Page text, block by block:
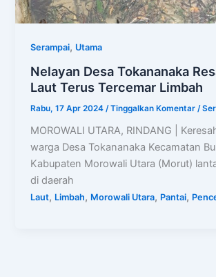
Serampai, Utama
Nelayan Desa Tokananaka
Laut Terus Tercemar Limbah
Rabu, 17 Apr 2024 /Tinggalkan Komentar /
MOROWALI UTARA, RINDANG |
warga Desa Tokananaka Kecamatan
Kabupaten Morowali Utara (Morut)
di daerah
Laut, Limbah, Morowali Utara, Pantai,